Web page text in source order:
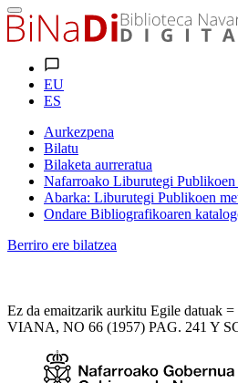
EU
ES
Aurkezpena
Bilatu
Bilaketa aurreratua
Nafarroako Liburutegi Publikoen
Abarka: Liburutegi Publikoen
Ondare Bibliografikoaren
Berriro ere bilatzea
Ez da emaitzarik aurkitu Egile datuak
VIANA, NO 66 (1957) PAG. 241 Y